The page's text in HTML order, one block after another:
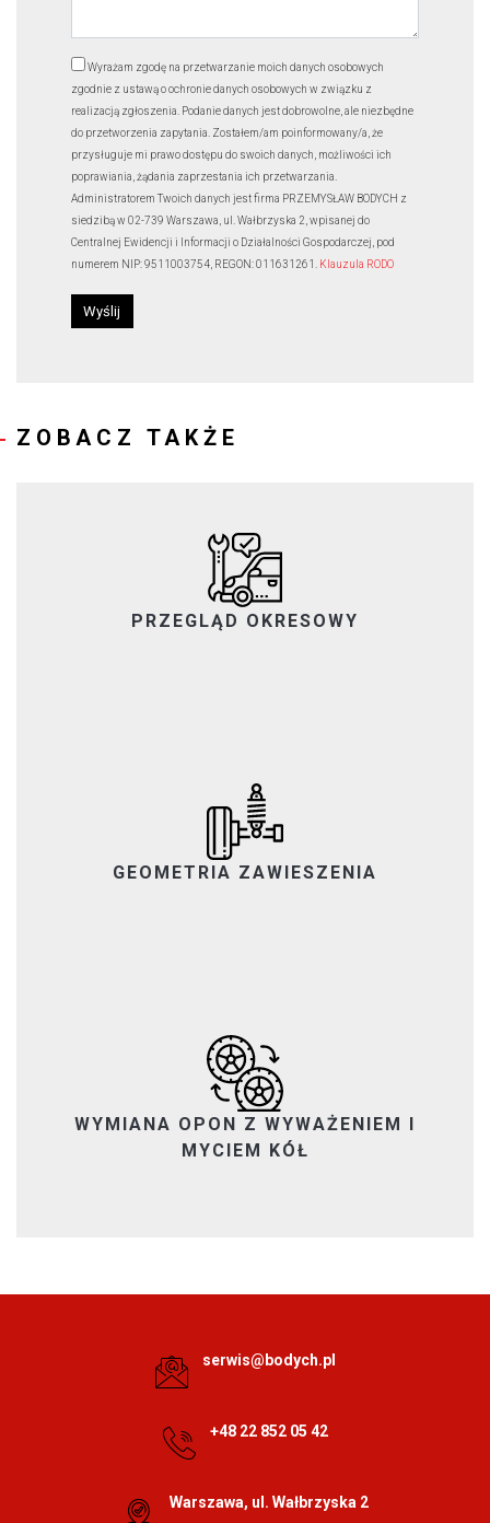
Wyrażam zgodę na przetwarzanie moich danych osobowych
zgodnie z ustawą o ochronie danych osobowych w związku z
realizacją zgłoszenia. Podanie danych jest dobrowolne, ale niezbędne
do przetworzenia zapytania. Zostałem/am poinformowany/a, że
przysługuje mi prawo dostępu do swoich danych, możliwości ich
poprawiania, żądania zaprzestania ich przetwarzania.
Administratorem Twoich danych jest firma PRZEMYSŁAW BODYCH z
siedzibą w 02-739 Warszawa, ul. Wałbrzyska 2, wpisanej do
Centralnej Ewidencji i Informacji o Działalności Gospodarczej, pod
numerem NIP: 9511003754, REGON: 011631261. Klauzula RODO
ZOBACZ TAKŻE
PRZEGLĄD OKRESOWY
GEOMETRIA ZAWIESZENIA
WYMIANA OPON Z WYWAŻENIEM I
MYCIEM KÓŁ
serwis@bodych.pl
+48 22 852 05 42
Warszawa, ul. Wałbrzyska 2